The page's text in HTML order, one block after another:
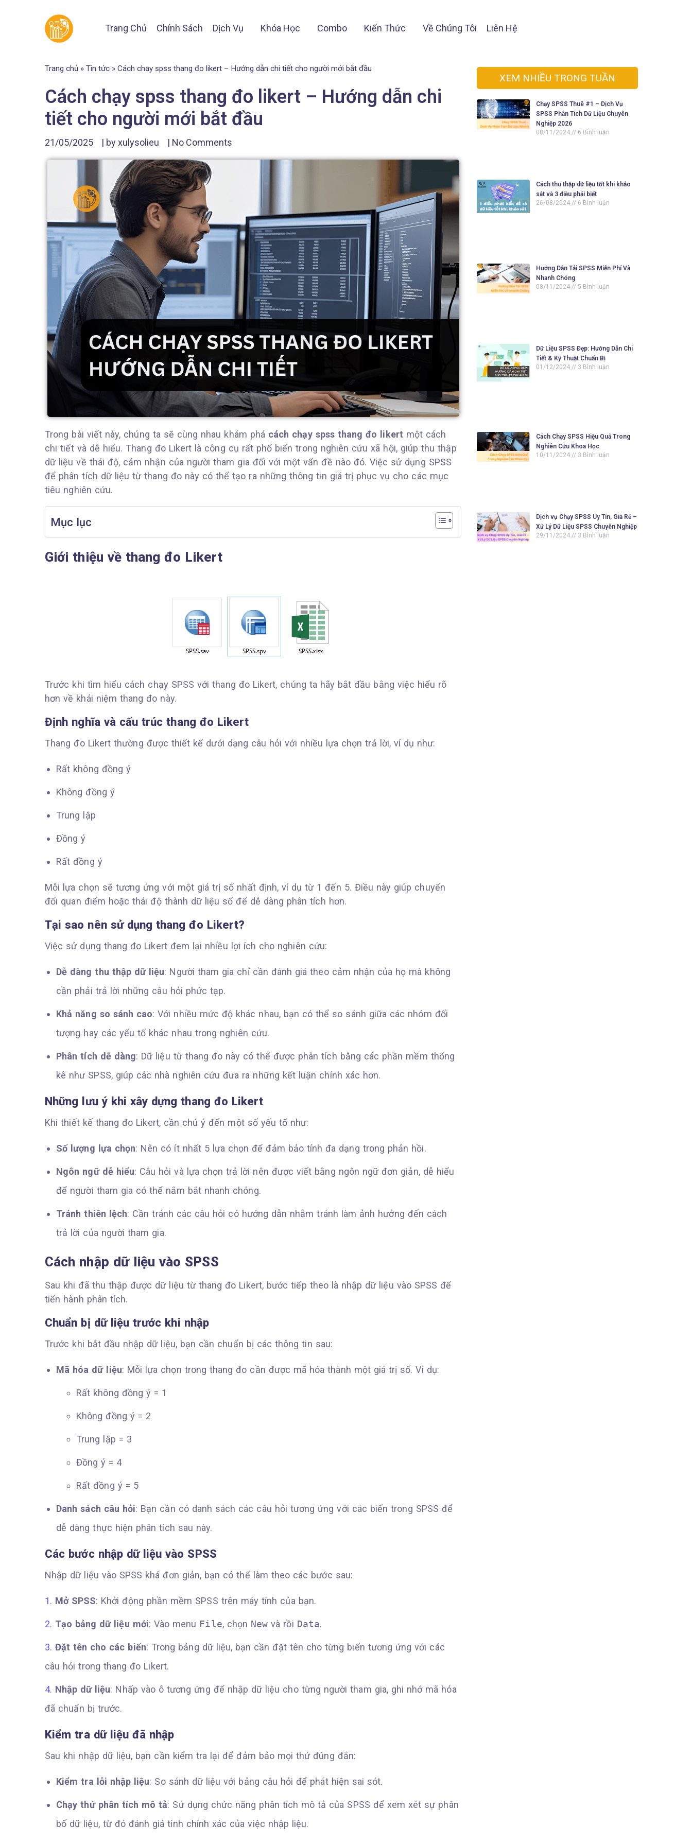
Trang Chủ Chính Sách Dịch Vụ Khóa Học Combo Kiến Thức Về Chúng Tôi Liên Hệ
Trang chủ » Tin tức » Cách chạy spss thang đo likert – Hướng dẫn chi tiết cho người mới bắt đầu
Cách chạy spss thang đo likert – Hướng dẫn chi
tiết cho người mới bắt đầu
21/05/2025 | byxulysolieu | No Comments
Trong bài viết này, chúng ta sẽ cùng nhau khám phá cách chạy spss thang đo likert một cách
chi tiết và dễ hiểu. Thang đo Likert là công cụ rất phổ biến trong nghiên cứu xã hội, giúp thu thập
dữ liệu về thái độ, cảm nhận của người tham gia đối với một vấn đề nào đó. Việc sử dụng SPSS
để phân tích dữ liệu từ thang đo này có thể tạo ra những thông tin giá trị phục vụ cho các mục
tiêu nghiên cứu.
Mục lục
Giới thiệu về thang đo Likert
Trước khi tìm hiểu cách chạy SPSS với thang đo Likert, chúng ta hãy bắt đầu bằng việc hiểu rõ
hơn về khái niệm thang đo này.
Định nghĩa và cấu trúc thang đo Likert
Thang đo Likert thường được thiết kế dưới dạng câu hỏi với nhiều lựa chọn trả lời, ví dụ như:
Rất không đồng ý
Không đồng ý
Trung lập
Đồng ý
Rất đồng ý
Mỗi lựa chọn sẽ tương ứng với một giá trị số nhất định, ví dụ từ 1 đến 5. Điều này giúp chuyển
đổi quan điểm hoặc thái độ thành dữ liệu số để dễ dàng phân tích hơn.
Tại sao nên sử dụng thang đo Likert?
Việc sử dụng thang đo Likert đem lại nhiều lợi ích cho nghiên cứu:
Dễ dàng thu thập dữ liệu: Người tham gia chỉ cần đánh giá theo cảm nhận của họ mà không
cần phải trả lời những câu hỏi phức tạp.
Khả năng so sánh cao: Với nhiều mức độ khác nhau, bạn có thể so sánh giữa các nhóm đối
tượng hay các yếu tố khác nhau trong nghiên cứu.
Phân tích dễ dàng: Dữ liệu từ thang đo này có thể được phân tích bằng các phần mềm thống
kê như SPSS, giúp các nhà nghiên cứu đưa ra những kết luận chính xác hơn.
Những lưu ý khi xây dựng thang đo Likert
Khi thiết kế thang đo Likert, cần chú ý đến một số yếu tố như:
Số lượng lựa chọn: Nên có ít nhất 5 lựa chọn để đảm bảo tính đa dạng trong phản hồi.
Ngôn ngữ dễ hiểu: Câu hỏi và lựa chọn trả lời nên được viết bằng ngôn ngữ đơn giản, dễ hiểu
để người tham gia có thể nắm bắt nhanh chóng.
Tránh thiên lệch: Cần tránh các câu hỏi có hướng dẫn nhằm tránh làm ảnh hưởng đến cách
trả lời của người tham gia.
Cách nhập dữ liệu vào SPSS
Sau khi đã thu thập được dữ liệu từ thang đo Likert, bước tiếp theo là nhập dữ liệu vào SPSS để
tiến hành phân tích.
Chuẩn bị dữ liệu trước khi nhập
Trước khi bắt đầu nhập dữ liệu, bạn cần chuẩn bị các thông tin sau:
Mã hóa dữ liệu: Mỗi lựa chọn trong thang đo cần được mã hóa thành một giá trị số. Ví dụ:
Rất không đồng ý = 1
Không đồng ý = 2
Trung lập = 3
Đồng ý = 4
Rất đồng ý = 5
Danh sách câu hỏi: Bạn cần có danh sách các câu hỏi tương ứng với các biến trong SPSS để
dễ dàng thực hiện phân tích sau này.
Các bước nhập dữ liệu vào SPSS
Nhập dữ liệu vào SPSS khá đơn giản, bạn có thể làm theo các bước sau:
Mở SPSS: Khởi động phần mềm SPSS trên máy tính của bạn.
Tạo bảng dữ liệu mới: Vào menu File, chọn New và rồi Data.
Đặt tên cho các biến: Trong bảng dữ liệu, bạn cần đặt tên cho từng biến tương ứng với các
câu hỏi trong thang đo Likert.
Nhập dữ liệu: Nhấp vào ô tương ứng để nhập dữ liệu cho từng người tham gia, ghi nhớ mã hóa
đã chuẩn bị trước.
Kiểm tra dữ liệu đã nhập
Sau khi nhập dữ liệu, bạn cần kiểm tra lại để đảm bảo mọi thứ đúng đắn:
Kiểm tra lỗi nhập liệu: So sánh dữ liệu với bảng câu hỏi để phát hiện sai sót.
Chạy thử phân tích mô tả: Sử dụng chức năng phân tích mô tả của SPSS để xem xét sự phân
bố dữ liệu, từ đó đánh giá tính chính xác của việc nhập liệu.
XEM NHIỀU TRONG TUẦN
Chạy SPSS Thuê #1 – Dịch Vụ
SPSS Phân Tích Dữ Liệu Chuyên
Nghiệp 2026
08/11/2024
6 Bình luận
Cách thu thập dữ liệu tốt khi khảo
sát và 3 điều phải biết
26/08/2024
6 Bình luận
Hướng Dẫn Tải SPSS Miễn Phí Và
Nhanh Chóng
08/11/2024
5 Bình luận
Dữ Liệu SPSS Đẹp: Hướng Dẫn Chi
Tiết & Kỹ Thuật Chuẩn Bị
01/12/2024
3 Bình luận
Cách Chạy SPSS Hiệu Quả Trong
Nghiên Cứu Khoa Học
10/11/2024
3 Bình luận
Dịch vụ Chạy SPSS Uy Tín, Giá Rẻ –
Xử Lý Dữ Liệu SPSS Chuyên Nghiệp
29/11/2024
3 Bình luận